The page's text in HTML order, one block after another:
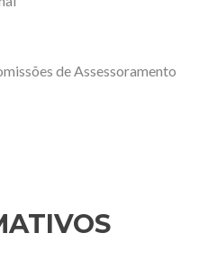
de Assessoramento